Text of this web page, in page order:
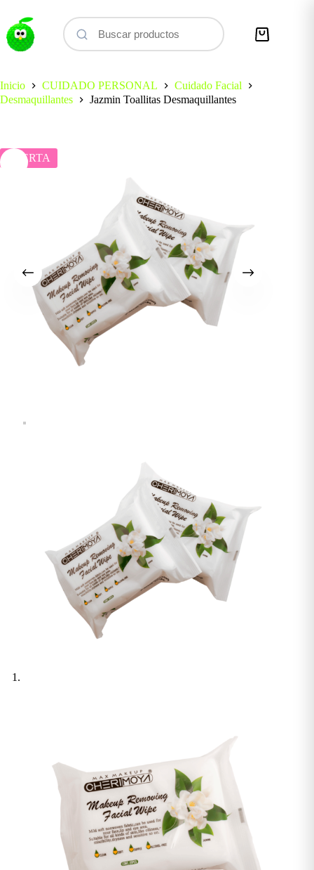
contenido
Carro
Inicio
CUIDADO PERSONAL
Cuidado Facial
Desmaquillantes
Jazmin Toallitas Desmaquillantes
OFERTA